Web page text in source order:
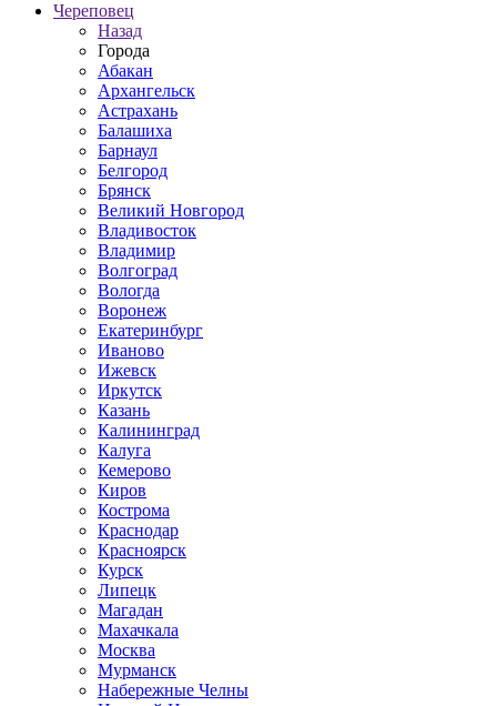
Череповец
Назад
Города
Абакан
Архангельск
Астрахань
Балашиха
Барнаул
Белгород
Брянск
Великий Новгород
Владивосток
Владимир
Волгоград
Вологда
Воронеж
Екатеринбург
Иваново
Ижевск
Иркутск
Казань
Калининград
Калуга
Кемерово
Киров
Кострома
Краснодар
Красноярск
Курск
Липецк
Магадан
Махачкала
Москва
Мурманск
Набережные Челны